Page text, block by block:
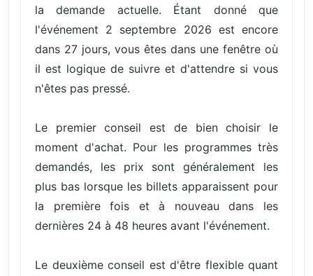
la demande actuelle. Étant donné que
l'événement 2 septembre 2026 est encore
dans 27 jours, vous êtes dans une fenêtre où
il est logique de suivre et d'attendre si vous
n'êtes pas pressé.
Le premier conseil est de bien choisir le
moment d'achat. Pour les programmes très
demandés, les prix sont généralement les
plus bas lorsque les billets apparaissent pour
la première fois et à nouveau dans les
dernières 24 à 48 heures avant l'événement.
Le deuxième conseil est d'être flexible quant